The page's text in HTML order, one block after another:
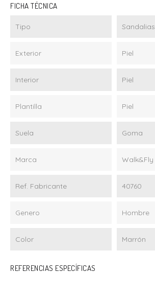
FICHA TÉCNICA
Tipo Sandalias
Exterior Piel
Interior Piel
Plantilla Piel
Suela Goma
Marca Walk&Fly
Ref. Fabricante 40760
Genero Hombre
Color Marrón
REFERENCIAS ESPECÍFICAS